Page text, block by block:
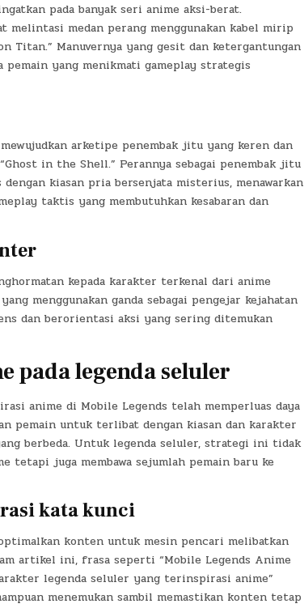
pada banyak seri anime aksi-berat.
melintasi medan perang menggunakan kabel mirip
Titan.” Manuvernya yang gesit dan ketergantungan
yang menikmati gameplay strategis
arketipe penembak jitu yang keren dan
in the Shell.” Perannya sebagai penembak jitu
kiasan pria bersenjata misterius, menawarkan
taktis yang membutuhkan kesabaran dan
kepada karakter terkenal dari anime
menggunakan ganda sebagai pengejar kejahatan
dan berorientasi aksi yang sering ditemukan
pada legenda seluler
anime di Mobile Legends telah memperluas daya
pemain untuk terlibat dengan kiasan dan karakter
berbeda. Untuk legenda seluler, strategi ini tidak
tetapi juga membawa sejumlah pemain baru ke
kata kunci
konten untuk mesin pencari melibatkan
artikel ini, frasa seperti “Mobile Legends Anime
legenda seluler yang terinspirasi anime”
menemukan sambil memastikan konten tetap